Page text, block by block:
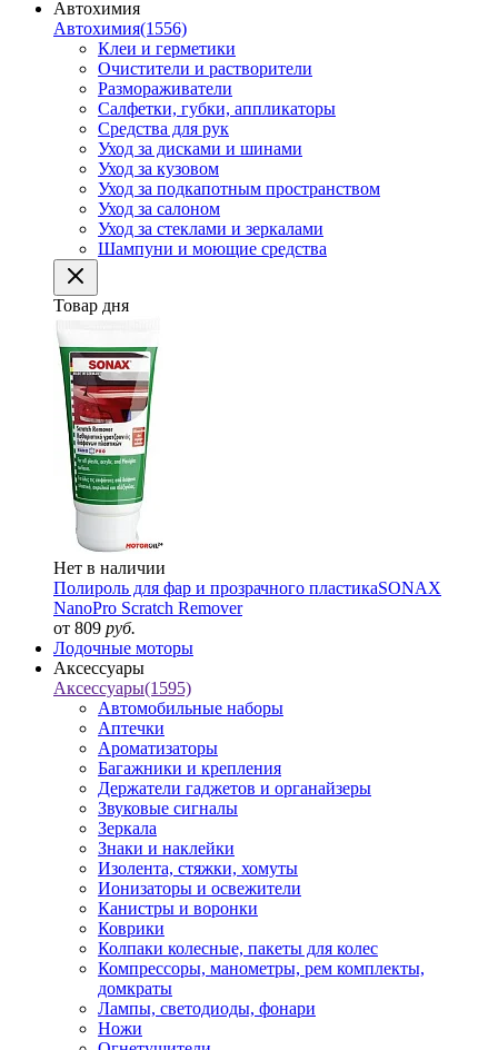
Автохимия
Автохимия(1556)
Клеи и герметики
Очистители и растворители
Размораживатели
Салфетки, губки, аппликаторы
Средства для рук
Уход за дисками и шинами
Уход за кузовом
Уход за подкапотным пространством
Уход за салоном
Уход за стеклами и зеркалами
Шампуни и моющие средства
Товар дня
Нет в наличии
Полироль для фар и прозрачного пластикаSONAX
NanoPro Scratch Remover
от 809 руб.
Лодочные моторы
Аксессуары
Аксессуары(1595)
Автомобильные наборы
Аптечки
Ароматизаторы
Багажники и крепления
Держатели гаджетов и органайзеры
Звуковые сигналы
Зеркала
Знаки и наклейки
Изолента, стяжки, хомуты
Ионизаторы и освежители
Канистры и воронки
Коврики
Колпаки колесные, пакеты для колес
Компрессоры, манометры, рем комплекты,
домкраты
Лампы, светодиоды, фонари
Ножи